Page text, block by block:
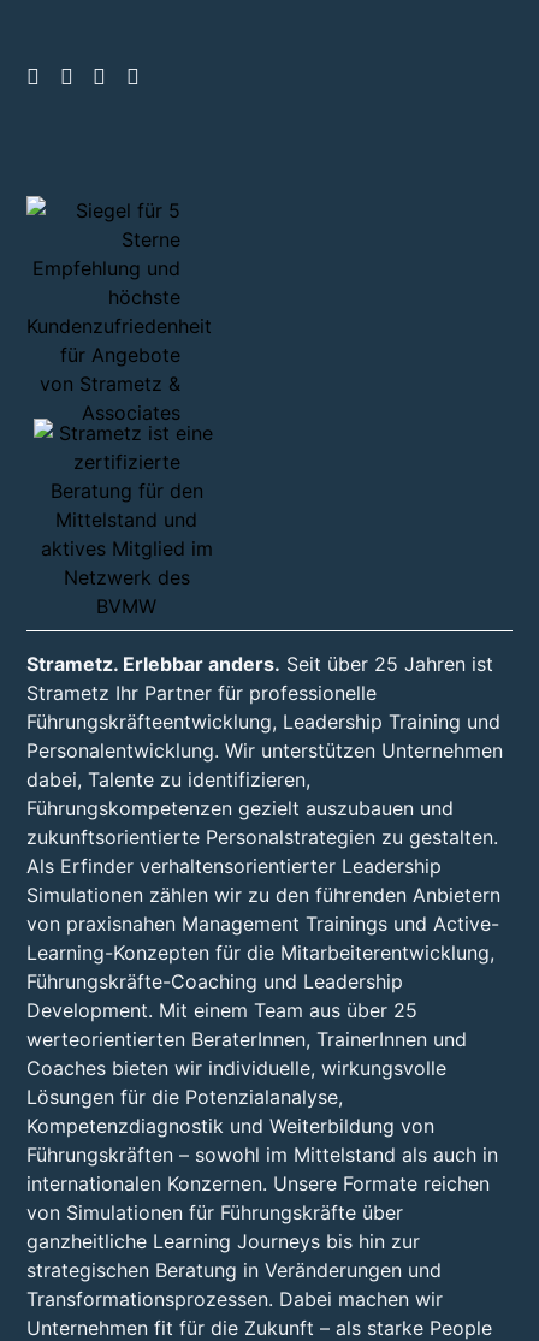
Strametz. Erlebbar anders. Seit über 25 Jahren ist
Strametz Ihr Partner für professionelle
Führungskräfteentwicklung, Leadership Training und
Personalentwicklung. Wir unterstützen Unternehmen
dabei, Talente zu identifizieren,
Führungskompetenzen gezielt auszubauen und
zukunftsorientierte Personalstrategien zu gestalten.
Als Erfinder verhaltensorientierter Leadership
Simulationen zählen wir zu den führenden Anbietern
von praxisnahen Management Trainings und Active-
Learning-Konzepten für die Mitarbeiterentwicklung,
Führungskräfte-Coaching und Leadership
Development. Mit einem Team aus über 25
werteorientierten BeraterInnen, TrainerInnen und
Coaches bieten wir individuelle, wirkungsvolle
Lösungen für die Potenzialanalyse,
Kompetenzdiagnostik und Weiterbildung von
Führungskräften – sowohl im Mittelstand als auch in
internationalen Konzernen. Unsere Formate reichen
von Simulationen für Führungskräfte über
ganzheitliche Learning Journeys bis hin zur
strategischen Beratung in Veränderungen und
Transformationsprozessen. Dabei machen wir
Unternehmen fit für die Zukunft – als starke People